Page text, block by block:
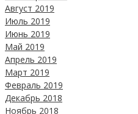
Август 2019
Июль 2019
Июнь 2019
Май 2019
Апрель 2019
Март 2019
Февраль 2019
Декабрь 2018
Ноябрь 2018